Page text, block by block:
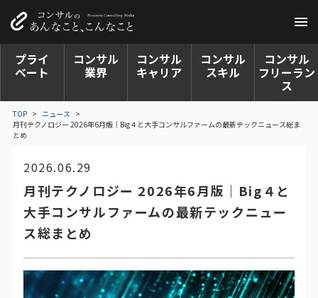
プライ
ベート
コンサル
業界
コンサル
キャリア
コンサル
スキル
コンサル
フリーラン
ス
TOP > ニュース >
月刊テクノロジー 2026年6月版｜Big４と大手コンサルファームの最新テックニュース総ま
とめ
2026.06.29
月刊テクノロジー 2026年6月版｜Big４と
大手コンサルファームの最新テックニュー
ス総まとめ